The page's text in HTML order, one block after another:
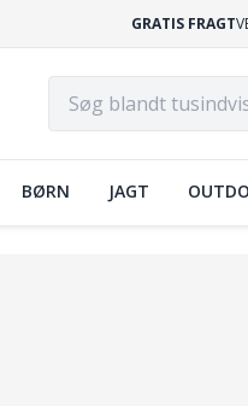
GRATIS FRAGT
BØRN JAGT